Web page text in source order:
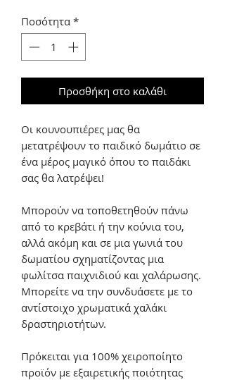
Ποσότητα *
Προσθήκη στο καλάθι
Οι κουνουπιέρες μας θα
μετατρέψουν το παιδικό δωμάτιο σε
ένα μέρος μαγικό όπου το παιδάκι
σας θα λατρέψει!
Μπορούν να τοποθετηθούν πάνω
από το κρεβάτι ή την κούνια του,
αλλά ακόμη και σε μια γωνιά του
δωματίου σχηματίζοντας μια
φωλίτσα παιχνιδιού και χαλάρωσης.
Μπορείτε να την συνδυάσετε με το
αντίστοιχο χρωματικά χαλάκι
δραστηριοτήτων.
Πρόκειται για 100% χειροποίητο
προϊόν με εξαιρετικής ποιότητας